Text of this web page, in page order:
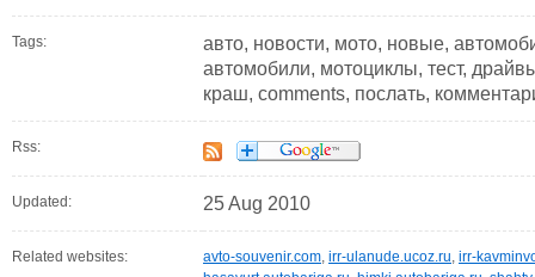
Tags:
авто, новости, мото, новые,
автомобили, мотоциклы, тест,
краш, comments, послать,
Rss:
Updated: 25 Aug 2010
Related websites: avto-souvenir.com, irr-ulanude.ucoz.ru, irr-